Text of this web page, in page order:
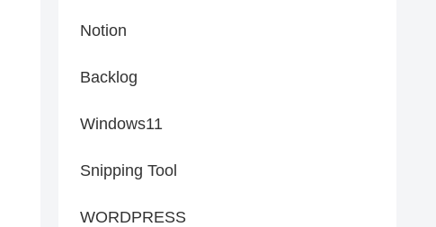
Notion
Backlog
Windows11
Snipping Tool
WORDPRESS